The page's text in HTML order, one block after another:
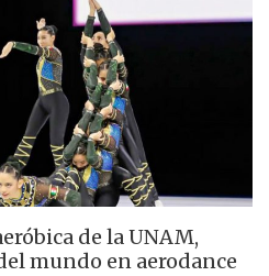
de la UNAM,
mundo en aerodance